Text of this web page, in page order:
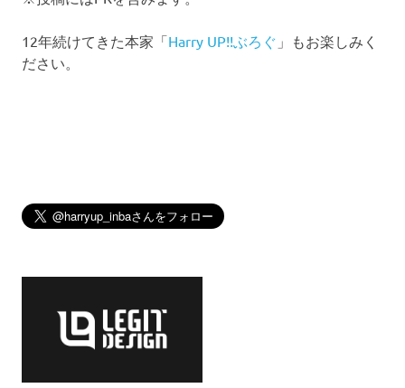
12年続けてきた本家「Harry UP!!ぶろぐ 」もお楽しみく
ださい。